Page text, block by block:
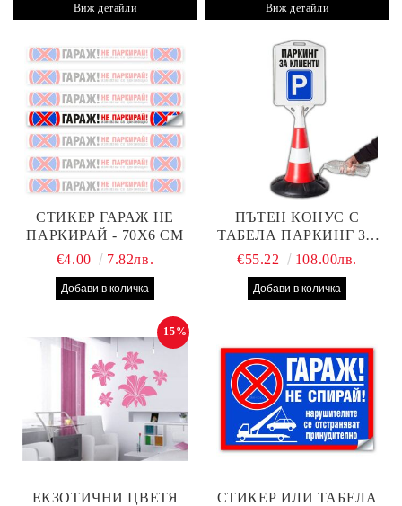
Виж детайли Виж детайли
СТИКЕР ГАРАЖ НЕ
ПАРКИРАЙ - 70Х6 СМ
€4.00
7.82лв.
ПЪТЕН КОНУС С
ТАБЕЛА ПАРКИНГ ЗА
КЛИЕНТИ
€55.22 108.00лв.
ЕКЗОТИЧНИ ЦВЕТЯ
-15%
СТИКЕР ИЛИ ТАБЕЛА